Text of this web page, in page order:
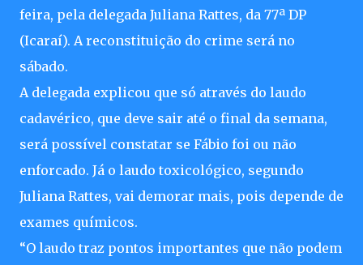
feira, pela delegada Juliana Rattes, da 77ª DP
(Icaraí). A reconstituição do crime será no
sábado.
A delegada explicou que só através do laudo
cadavérico, que deve sair até o final da semana,
será possível constatar se Fábio foi ou não
enforcado. Já o laudo toxicológico, segundo
Juliana Rattes, vai demorar mais, pois depende de
exames químicos.
“O laudo traz pontos importantes que não podem